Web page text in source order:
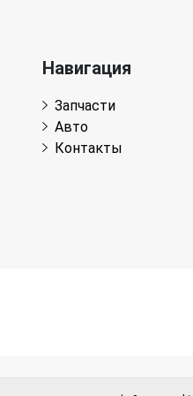
Навигация
Запчасти
Авто
Контакты